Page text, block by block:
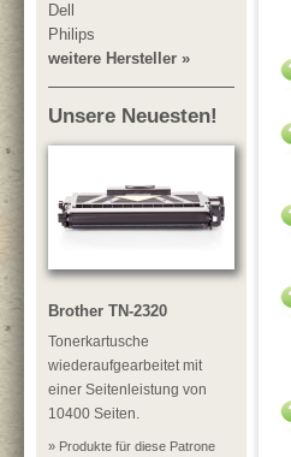
Dell
Philips
weitere Hersteller »
Unsere Neuesten!
Brother TN-2320
Tonerkartusche
wiederaufgearbeitet mit
einer Seitenleistung von
10400 Seiten.
» Produkte für diese Patrone